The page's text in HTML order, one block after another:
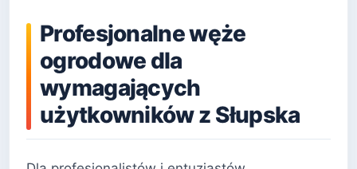
Profesjonalne węże
ogrodowe dla
wymagających
użytkowników z Słupska